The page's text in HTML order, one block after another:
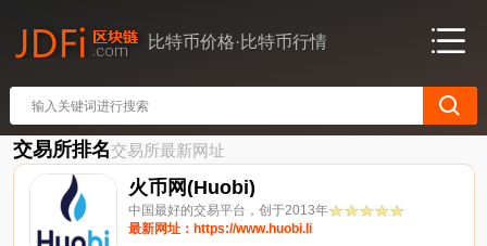
比特币价格·比特币行情
交易所排名交易所最新网址
火币网(Huobi)
中国最好的交易平台，创于2013年
最新网址：https://www.huobi.li